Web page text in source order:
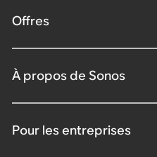
Offres
À propos de Sonos
Pour les entreprises